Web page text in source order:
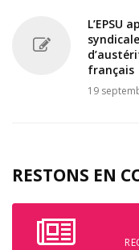
français
19
RESTONS EN